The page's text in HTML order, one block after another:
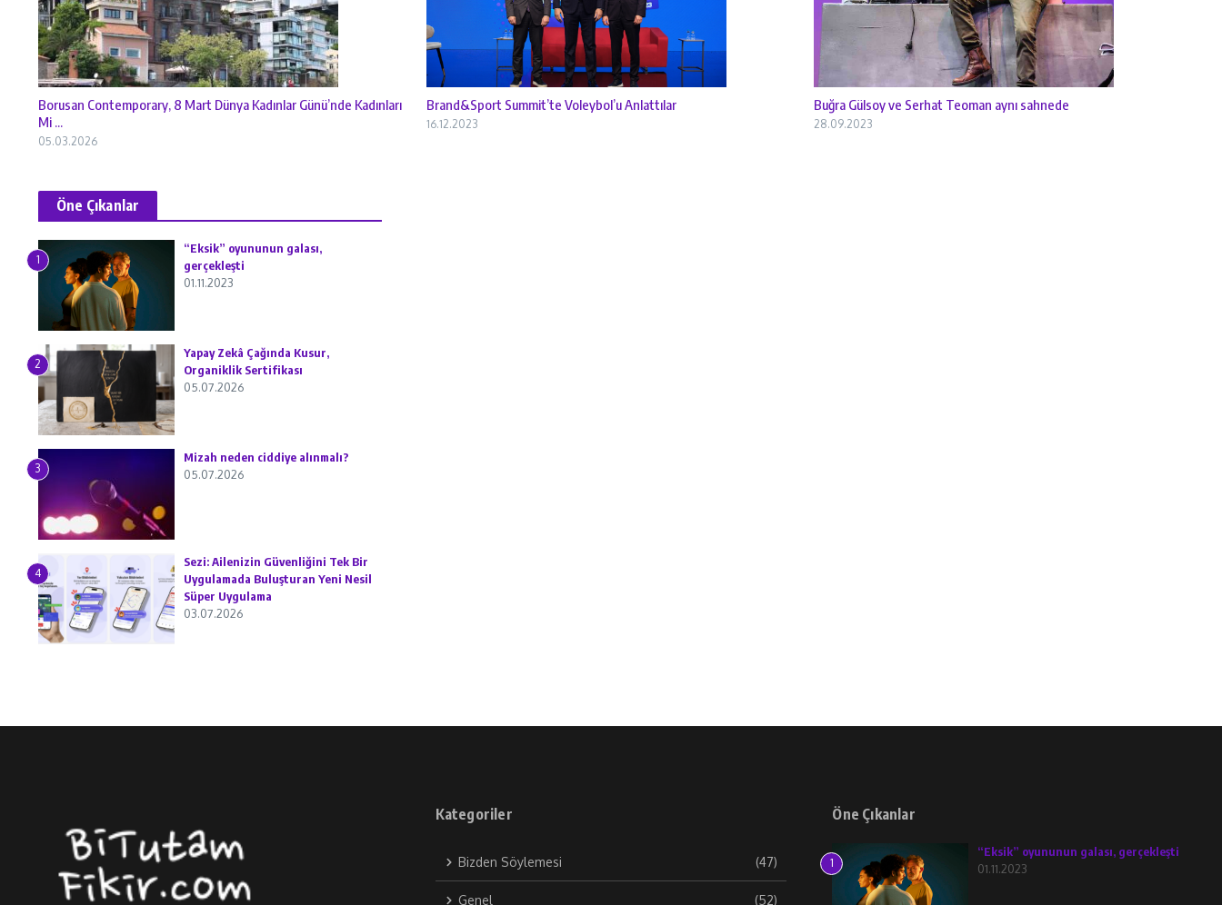
Borusan Contemporary, 8 Mart Dünya Kadınlar Günü’nde Kadınları
Mi ...
05.03.2026
Brand&Sport Summit’te Voleybol’u Anlattılar
16.12.2023
Buğra Gülsoy ve Serhat Teoman aynı sahnede
28.09.2023
Öne Çıkanlar
1
“Eksik” oyununun galası,
gerçekleşti
01.11.2023
2
Yapay Zekâ Çağında Kusur,
Organiklik Sertifikası
05.07.2026
3
Mizah neden ciddiye alınmalı?
05.07.2026
4
Sezi: Ailenizin Güvenliğini Tek Bir
Uygulamada Buluşturan Yeni Nesil
Süper Uygulama
03.07.2026
Kategoriler
Bizden Söylemesi (47)
Genel (52)
Öne Çıkanlar
1
“Eksik” oyununun galası, gerçekleşti
01.11.2023